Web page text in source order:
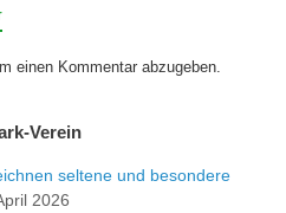
einen Kommentar abzugeben.
Verein
seltene und besondere
2026